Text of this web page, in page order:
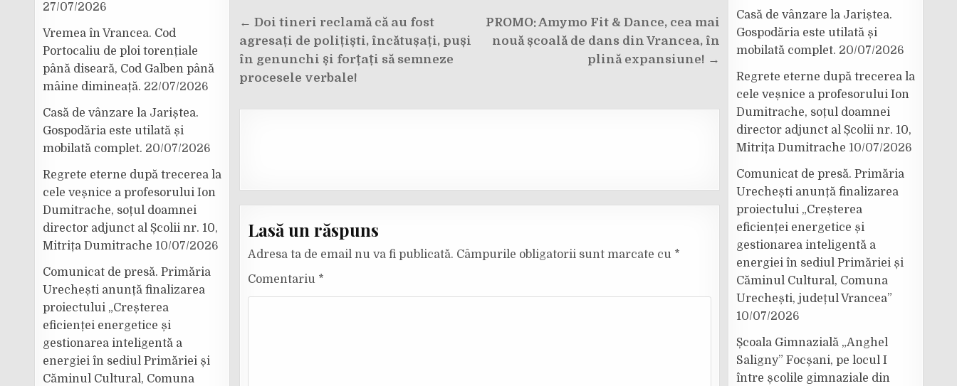
Navigare
în
articole
PROMO: Amymo Fit & Dance, cea mai
nouă școală de dans din Vrancea, în
plină expansiune! →
← Doi tineri reclamă că au fost
agresați de polițiști, încătușați, puși
în genunchi și forțați să semneze
procesele verbale!
Lasă un răspuns
Adresa ta de email nu va fi publicată. Câmpurile obligatorii sunt marcate cu *
Comentariu *
27/07/2026
Vremea în Vrancea. Cod
Portocaliu de ploi torențiale
până diseară, Cod Galben până
mâine dimineață. 22/07/2026
Casă de vânzare la Jariștea.
Gospodăria este utilată și
mobilată complet. 20/07/2026
Regrete eterne după trecerea la
cele veșnice a profesorului Ion
Dumitrache, soțul doamnei
director adjunct al Școlii nr. 10,
Mitrița Dumitrache 10/07/2026
Comunicat de presă. Primăria
Urechești anunță finalizarea
proiectului „Creșterea
eficienței energetice și
gestionarea inteligentă a
energiei în sediul Primăriei și
Căminul Cultural, Comuna
Casă de vânzare la Jariștea.
Gospodăria este utilată și
mobilată complet. 20/07/2026
Regrete eterne după trecerea la
cele veșnice a profesorului Ion
Dumitrache, soțul doamnei
director adjunct al Școlii nr. 10,
Mitrița Dumitrache 10/07/2026
Comunicat de presă. Primăria
Urechești anunță finalizarea
proiectului „Creșterea
eficienței energetice și
gestionarea inteligentă a
energiei în sediul Primăriei și
Căminul Cultural, Comuna
Urechești, județul Vrancea”
10/07/2026
Școala Gimnazială „Anghel
Saligny” Focșani, pe locul I
între școlile gimnaziale din